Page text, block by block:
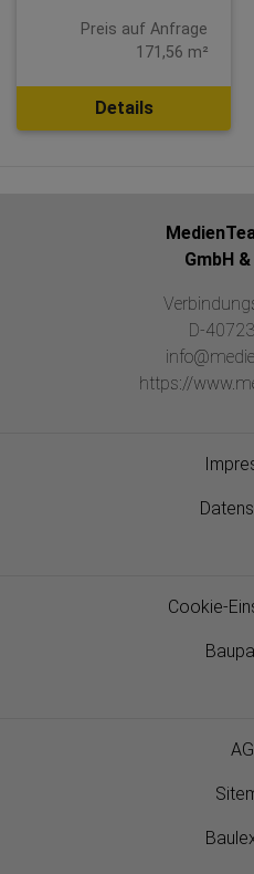
Preis auf Anfrage
171,56 m²
Details
GmbH
D-
https://
Cookie-